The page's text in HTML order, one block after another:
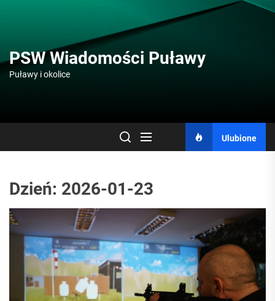
content
PSW Wiadomości Puławy
Puławy i okolice
Ulubione
Dzień: 2026-01-23